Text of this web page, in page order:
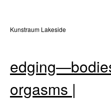
Kunstraum Lakeside
orgasms |